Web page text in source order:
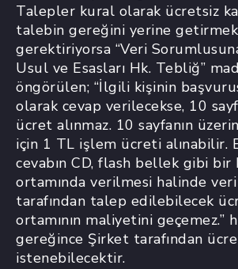
Talepler kural olarak ücretsiz
talebin gereğini yerine
gerektiriyorsa “Veri
Usul ve Esasları Hk. Tebliğ”
öngörülen; “İlgili kişinin
olarak cevap verilecekse, 10
ücret alınmaz. 10 sayfanın
için 1 TL işlem ücreti alınabilir.
cevabın CD, flash bellek gibi bir
ortamında verilmesi halinde
tarafından talep edilebilecek
ortamının maliyetini geçemez.”
gereğince Şirket tarafından
istenebilecektir.